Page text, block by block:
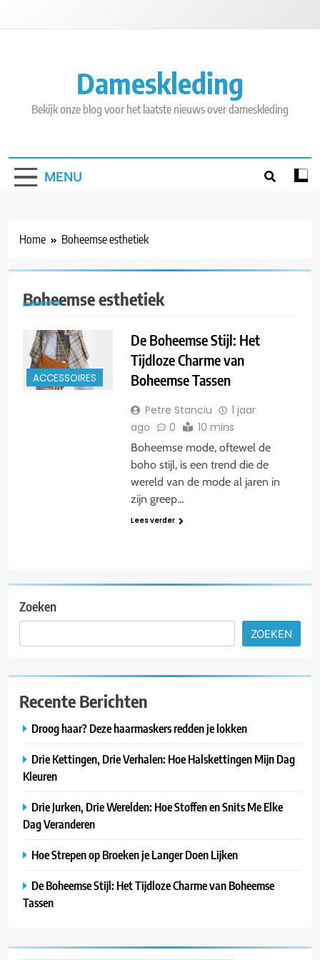
Dameskleding
Bekijk onze blog voor het laatste nieuws over dameskleding
MENU
Home Boheemse esthetiek
Boheemse esthetiek
ACCESSOIRES
De Boheemse Stijl: Het
Tijdloze Charme van
Boheemse Tassen
Petre Stanciu
1 jaar
ago
0 10 mins
Boheemse mode, oftewel de
boho stijl, is een trend die de
wereld van de mode al jaren in
zijn greep…
Lees verder
Zoeken
ZOEKEN
Recente Berichten
Droog haar? Deze haarmaskers redden je lokken
Drie Kettingen, Drie Verhalen: Hoe Halskettingen Mijn Dag
Kleuren
Drie Jurken, Drie Werelden: Hoe Stoffen en Snits Me Elke
Dag Veranderen
Hoe Strepen op Broeken je Langer Doen Lijken
De Boheemse Stijl: Het Tijdloze Charme van Boheemse
Tassen